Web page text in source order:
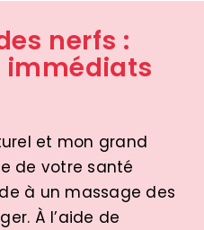
nerfs :
immédiats
et mon grand
de votre santé
à un massage des
À l’aide de